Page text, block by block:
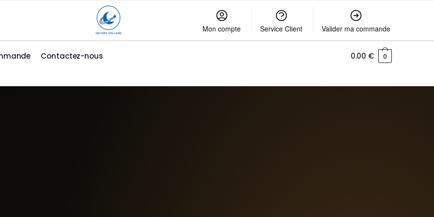
Mon compte Service Client Valider ma commande
Contactez-nous 0.00 € 0